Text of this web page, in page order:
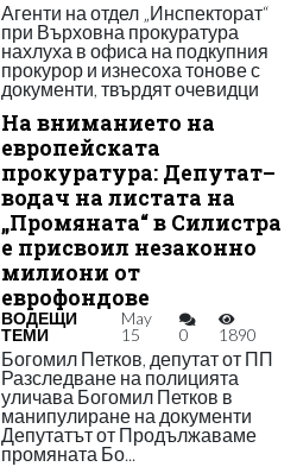
Агенти на отдел „Инспекторат“
при Върховна прокуратура
нахлуха в офиса на подкупния
прокурор и изнесоха тонове с
документи, твърдят очевидци
На вниманието на
европейската
прокуратура: Депутат–
водач на листата на
„Промяната“ в Силистра
е присвоил незаконно
милиони от
еврофондове
ВОДЕЩИ
ТЕМИ
May
15
0 1890
Богомил Петков, депутат от ПП
Разследване на полицията
уличава Богомил Петков в
манипулиране на документи
Депутатът от Продължаваме
промяната Бо...